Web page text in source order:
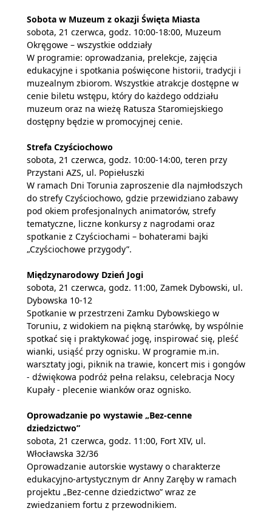
Sobota w Muzeum z okazji Święta Miasta
sobota, 21 czerwca, godz. 10:00-18:00, Muzeum
Okręgowe – wszystkie oddziały
W programie: oprowadzania, prelekcje, zajęcia
edukacyjne i spotkania poświęcone historii, tradycji i
muzealnym zbiorom. Wszystkie atrakcje dostępne w
cenie biletu wstępu, który do każdego oddziału
muzeum oraz na wieżę Ratusza Staromiejskiego
dostępny będzie w promocyjnej cenie.
Strefa Czyściochowo
sobota, 21 czerwca, godz. 10:00-14:00, teren przy
Przystani AZS, ul. Popiełuszki
W ramach Dni Torunia zaproszenie dla najmłodszych
do strefy Czyściochowo, gdzie przewidziano zabawy
pod okiem profesjonalnych animatorów, strefy
tematyczne, liczne konkursy z nagrodami oraz
spotkanie z Czyściochami – bohaterami bajki
„Czyściochowe przygody”.
Międzynarodowy Dzień Jogi
sobota, 21 czerwca, godz. 11:00, Zamek Dybowski, ul.
Dybowska 10-12
Spotkanie w przestrzeni Zamku Dybowskiego w
Toruniu, z widokiem na piękną starówkę, by wspólnie
spotkać się i praktykować jogę, inspirować się, pleść
wianki, usiąść przy ognisku. W programie m.in.
warsztaty jogi, piknik na trawie, koncert mis i gongów
- dźwiękowa podróż pełna relaksu, celebracja Nocy
Kupały - plecenie wianków oraz ognisko.
Oprowadzanie po wystawie „Bez-cenne
dziedzictwo”
sobota, 21 czerwca, godz. 11:00, Fort XIV, ul.
Włocławska 32/36
Oprowadzanie autorskie wystawy o charakterze
edukacyjno-artystycznym dr Anny Zaręby w ramach
projektu „Bez-cenne dziedzictwo” wraz ze
zwiedzaniem fortu z przewodnikiem.